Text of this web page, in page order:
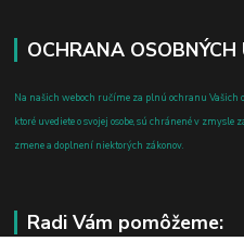
OCHRANA OSOBNÝCH
Na našich weboch ručíme za plnú ochranu Vašich
ktoré uvediete o svojej osobe, sú chránené v zmysle
zmene a doplnení niektorých zákonov.
Radi Vám pomôžeme: